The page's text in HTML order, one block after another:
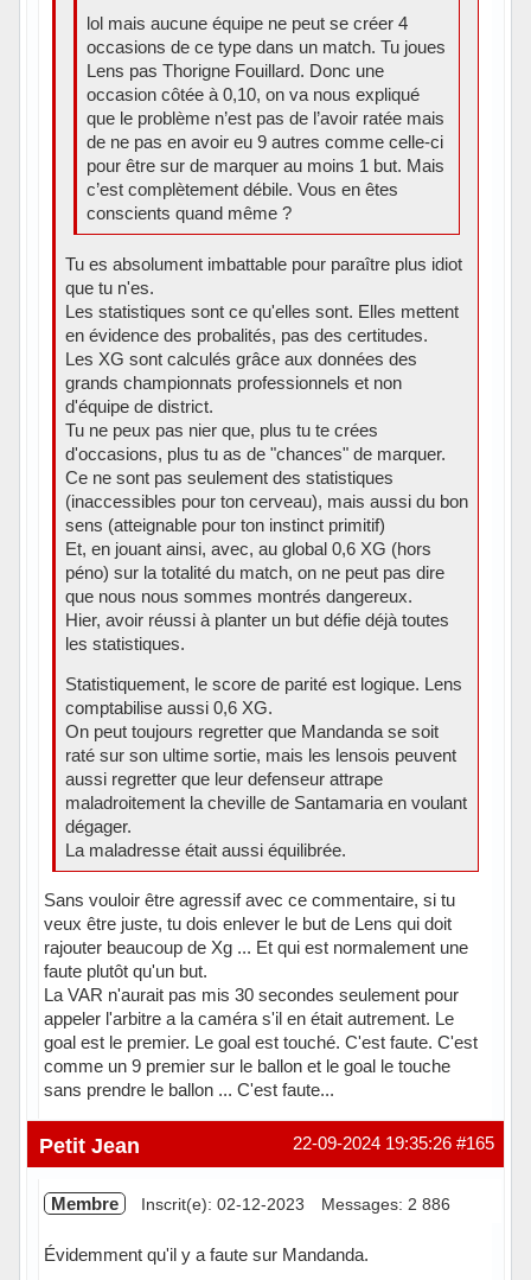
lol mais aucune équipe ne peut se créer 4
occasions de ce type dans un match. Tu joues
Lens pas Thorigne Fouillard. Donc une
occasion côtée à 0,10, on va nous expliqué
que le problème n’est pas de l’avoir ratée mais
de ne pas en avoir eu 9 autres comme celle-ci
pour être sur de marquer au moins 1 but. Mais
c’est complètement débile. Vous en êtes
conscients quand même ?
Tu es absolument imbattable pour paraître plus idiot
que tu n'es.
Les statistiques sont ce qu'elles sont. Elles mettent
en évidence des probalités, pas des certitudes.
Les XG sont calculés grâce aux données des
grands championnats professionnels et non
d'équipe de district.
Tu ne peux pas nier que, plus tu te crées
d'occasions, plus tu as de "chances" de marquer.
Ce ne sont pas seulement des statistiques
(inaccessibles pour ton cerveau), mais aussi du bon
sens (atteignable pour ton instinct primitif)
Et, en jouant ainsi, avec, au global 0,6 XG (hors
péno) sur la totalité du match, on ne peut pas dire
que nous nous sommes montrés dangereux.
Hier, avoir réussi à planter un but défie déjà toutes
les statistiques.
Statistiquement, le score de parité est logique. Lens
comptabilise aussi 0,6 XG.
On peut toujours regretter que Mandanda se soit
raté sur son ultime sortie, mais les lensois peuvent
aussi regretter que leur defenseur attrape
maladroitement la cheville de Santamaria en voulant
dégager.
La maladresse était aussi équilibrée.
Sans vouloir être agressif avec ce commentaire, si tu
veux être juste, tu dois enlever le but de Lens qui doit
rajouter beaucoup de Xg ... Et qui est normalement une
faute plutôt qu'un but.
La VAR n'aurait pas mis 30 secondes seulement pour
appeler l'arbitre a la caméra s'il en était autrement. Le
goal est le premier. Le goal est touché. C'est faute. C'est
comme un 9 premier sur le ballon et le goal le touche
sans prendre le ballon ... C'est faute...
Hors ligne #165
22-09-2024 19:35:26
Petit Jean
Membre Inscrit(e): 02-12-2023 Messages: 2 886
Évidemment qu'il y a faute sur Mandanda.